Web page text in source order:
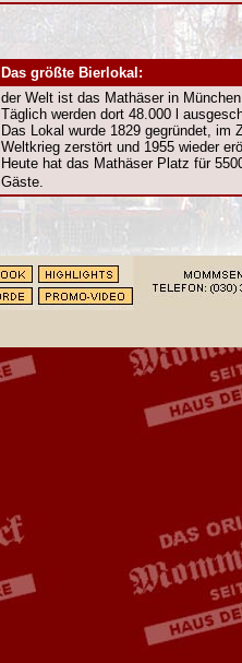
Das größte Bierlokal:
der Welt ist das Mathäser in
Täglich werden dort 48.000 l
Das Lokal wurde 1829 gegründet, im
Weltkrieg zerstört und 1955 wieder
Heute hat das Mathäser Platz für
Gäste.